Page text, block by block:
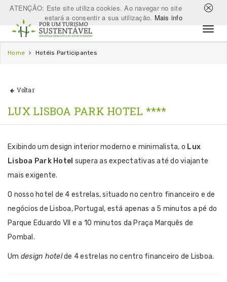
ATENÇÃO: Este site utiliza cookies. Ao navegar no site
estará a consentir a sua utilização. Mais info
Home Hotéis Participantes
Voltar
LUX LISBOA PARK HOTEL ****
Exibindo um design interior moderno e minimalista, o Lux
Lisboa Park Hotel supera as expectativas até do viajante
mais exigente.
O nosso hotel de 4 estrelas, situado no centro financeiro e de
negócios de Lisboa, Portugal, está apenas a 5 minutos a pé do
Parque Eduardo VII e a 10 minutos da Praça Marquês de
Pombal.
Um design hotelde 4 estrelas no centro financeiro de Lisboa.